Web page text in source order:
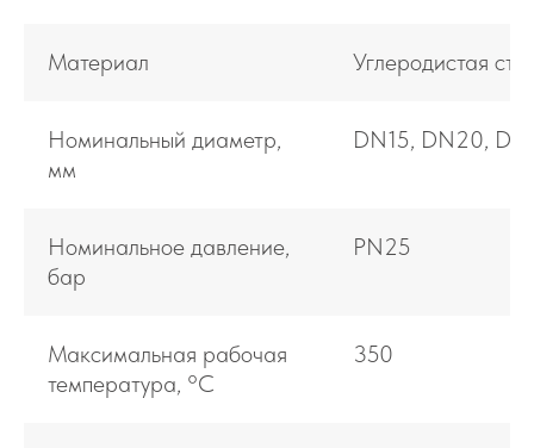
Материал Углеродистая
Номинальный диаметр,
мм
DN15, DN20,
Номинальное давление,
бар
PN25
Максимальная рабочая
температура, °С
350